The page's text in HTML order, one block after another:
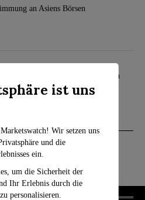
an Asiens Börsen
Komplott gegen US-Präsident Biden
ist uns
Wir setzen uns
und die
ein.
um die Sicherheit der
Ihr Erlebnis durch die
personalisieren.